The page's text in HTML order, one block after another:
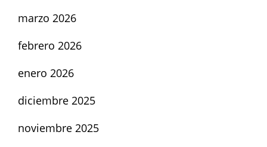
marzo 2026
febrero 2026
enero 2026
diciembre 2025
noviembre 2025